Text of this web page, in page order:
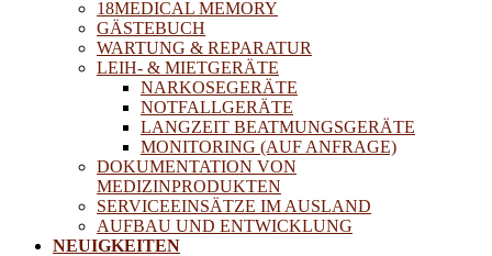
18MEDICAL MEMORY
GÄSTEBUCH
WARTUNG & REPARATUR
LEIH- & MIETGERÄTE
NARKOSEGERÄTE
NOTFALLGERÄTE
LANGZEIT BEATMUNGSGERÄTE
MONITORING (AUF ANFRAGE)
DOKUMENTATION VON
MEDIZINPRODUKTEN
SERVICEEINSÄTZE IM AUSLAND
AUFBAU UND ENTWICKLUNG
NEUIGKEITEN